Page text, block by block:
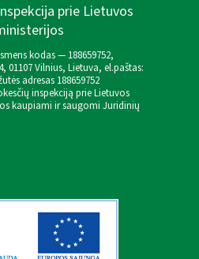
prie Lietuvos
kodas — 188659752,
01107 Vilnius, Lietuva, el.paštas:
adresas 188659752
inspekciją prie Lietuvos
kaupiami ir saugomi Juridinių